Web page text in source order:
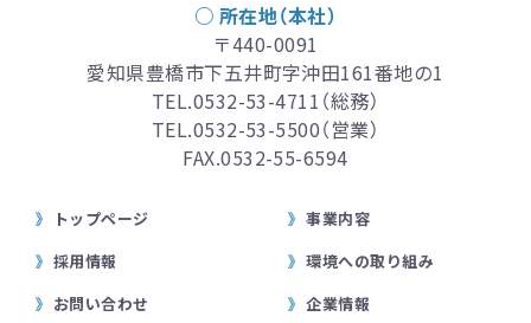
○ 所在地（本社）
〒440-0091
愛知県豊橋市下五井町字沖田161番地の1
TEL.0532-53-4711 （総務）
TEL.0532-53-5500（営業）
FAX.0532-55-6594
トップページ
事業内容
採用情報
環境への取り組み
お問い合わせ
企業情報